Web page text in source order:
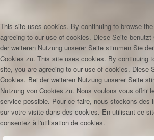
This site uses cookies. By continuing to browse
agreeing to our use of cookies. Diese Seite benutzt
der weiteren Nutzung unserer Seite stimmen Sie
Cookies zu. This site uses cookies. By continuing
site, you are agreeing to our use of cookies. Diese
Cookies. Bei der weiteren Nutzung unserer Seite
Nutzung von Cookies zu. Nous voulons vous offrir
service possible. Pour ce faire, nous stockons des
sur votre visite dans des cookies. En utilisant ce
consentez à l'utilisation de cookies.